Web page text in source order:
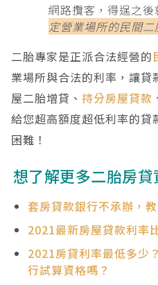
網路攬客，得逞之
定營業場所的民間
二胎專家是正派合法經營的
業場所與合法的利率，讓
屋二胎增貸、 持分房屋貸款
給您超高額度超低利率的貸
困難！
想了解更多二胎房貸
套房貸款銀行不承辦，
2021最新房屋貸款利率
2021房貸利率最低多少
行試算資格嗎？